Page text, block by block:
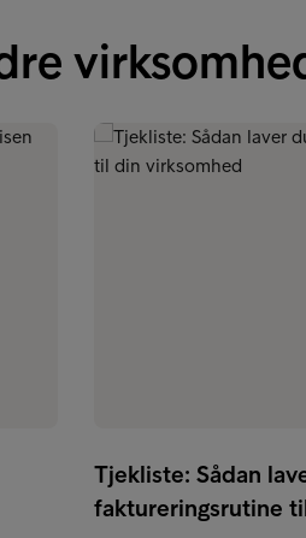
Tjekliste: Sådan
faktureringsrutine